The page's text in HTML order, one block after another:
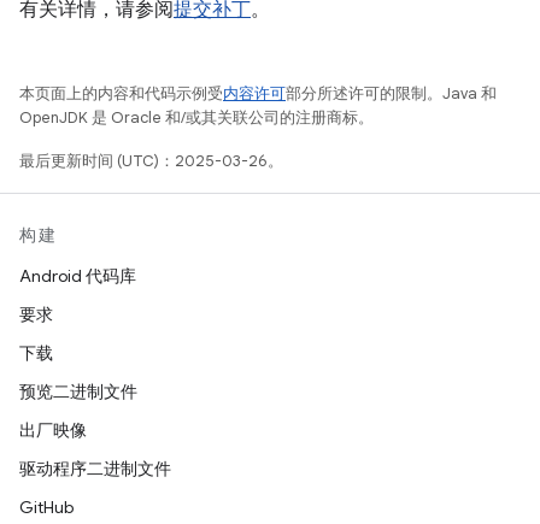
有关详情，请参阅提交补丁。
本页面上的内容和代码示例受内容许可部分所述许可的限制。Java 和
OpenJDK 是 Oracle 和/或其关联公司的注册商标。
最后更新时间 (UTC)：2025-03-26。
构建
Android 代码库
要求
下载
预览二进制文件
出厂映像
驱动程序二进制文件
GitHub